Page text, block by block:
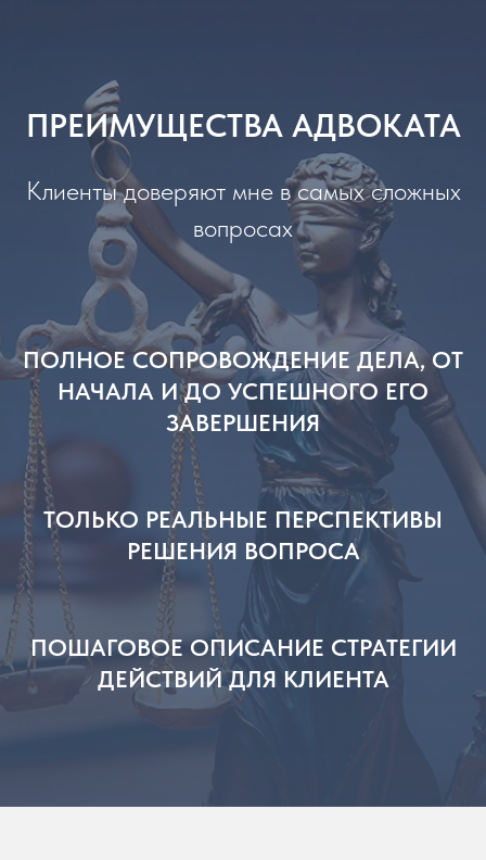
ПРЕИМУЩЕСТВА АДВОКАТА
Клиенты доверяют мне в самых сложных
вопросах
ПОЛНОЕ СОПРОВОЖДЕНИЕ ДЕЛА, ОТ
НАЧАЛА И ДО УСПЕШНОГО ЕГО
ЗАВЕРШЕНИЯ
ТОЛЬКО РЕАЛЬНЫЕ ПЕРСПЕКТИВЫ
РЕШЕНИЯ ВОПРОСА
ПОШАГОВОЕ ОПИСАНИЕ СТРАТЕГИИ
ДЕЙСТВИЙ ДЛЯ КЛИЕНТА